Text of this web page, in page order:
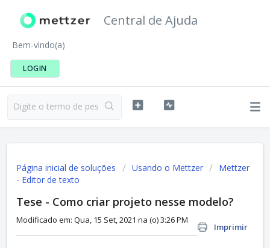
Central de Ajuda
Bem-vindo(a)
LOGIN
Página inicial de soluções Usando o Mettzer
Mettzer
- Editor de texto
Tese - Como criar projeto nesse modelo?
Imprimir
Modificado em: Qua, 15 Set, 2021 na (o) 3:26 PM